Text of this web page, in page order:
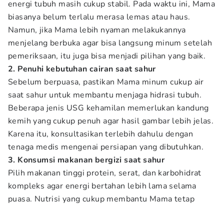
energi tubuh masih cukup stabil. Pada waktu ini, Mama
biasanya belum terlalu merasa lemas atau haus.
Namun, jika Mama lebih nyaman melakukannya
menjelang berbuka agar bisa langsung minum setelah
pemeriksaan, itu juga bisa menjadi pilihan yang baik.
2. Penuhi kebutuhan cairan saat sahur
Sebelum berpuasa, pastikan Mama minum cukup air
saat sahur untuk membantu menjaga hidrasi tubuh.
Beberapa jenis USG kehamilan memerlukan kandung
kemih yang cukup penuh agar hasil gambar lebih jelas.
Karena itu, konsultasikan terlebih dahulu dengan
tenaga medis mengenai persiapan yang dibutuhkan.
3. Konsumsi makanan bergizi saat sahur
Pilih makanan tinggi protein, serat, dan karbohidrat
kompleks agar energi bertahan lebih lama selama
puasa. Nutrisi yang cukup membantu Mama tetap